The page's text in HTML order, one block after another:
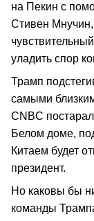
на Пекин с
Стивен
уладить спор
Трамп
самыми
CNBC
Белом доме,
Китаем будет
президент.
Но каковы бы
команды